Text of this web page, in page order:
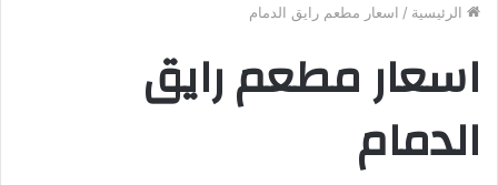
الرئيسية / اسعار مطعم رايق الدمام
اسعار مطعم رايق
الدمام